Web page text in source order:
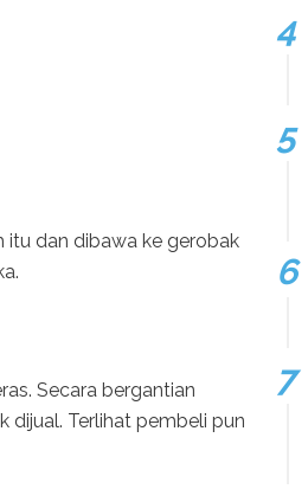
dan dibawa ke gerobak
Secara bergantian
dijual. Terlihat pembeli pun